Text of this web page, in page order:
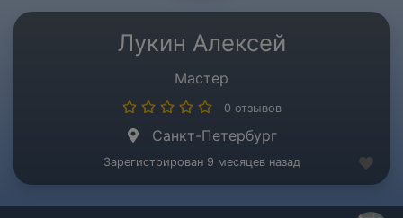
Лукин Алексей
Мастер
0 отзывов
Санкт-Петербург
Зарегистрирован 9 месяцев назад